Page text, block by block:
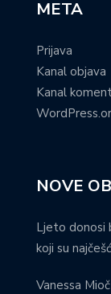
META
Prijava
Kanal objava
Kanal
NOVE
Ljeto donosi
koji su
Vanessa